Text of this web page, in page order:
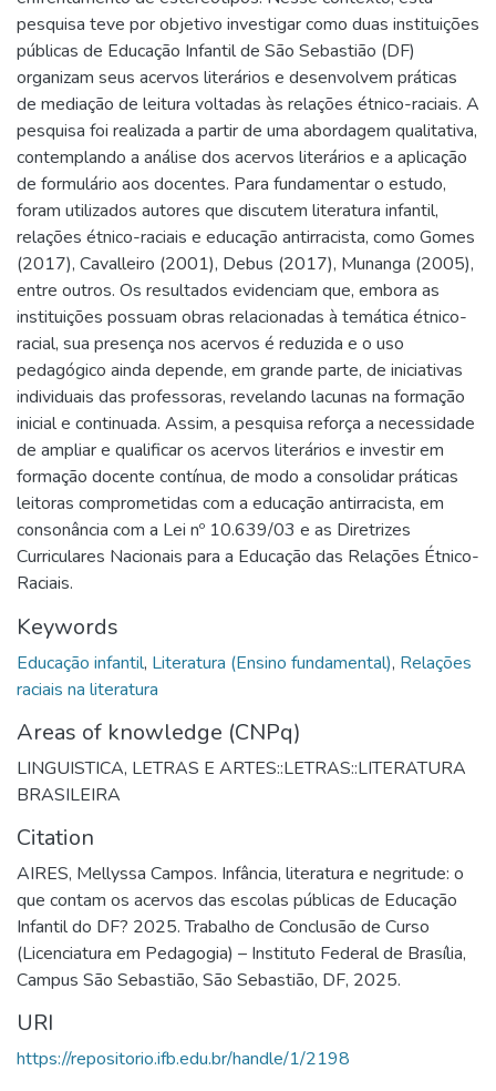
pesquisa teve por objetivo investigar como duas instituições
públicas de Educação Infantil de São Sebastião (DF)
organizam seus acervos literários e desenvolvem práticas
de mediação de leitura voltadas às relações étnico-raciais. A
pesquisa foi realizada a partir de uma abordagem qualitativa,
contemplando a análise dos acervos literários e a aplicação
de formulário aos docentes. Para fundamentar o estudo,
foram utilizados autores que discutem literatura infantil,
relações étnico-raciais e educação antirracista, como Gomes
(2017), Cavalleiro (2001), Debus (2017), Munanga (2005),
entre outros. Os resultados evidenciam que, embora as
instituições possuam obras relacionadas à temática étnico-
racial, sua presença nos acervos é reduzida e o uso
pedagógico ainda depende, em grande parte, de iniciativas
individuais das professoras, revelando lacunas na formação
inicial e continuada. Assim, a pesquisa reforça a necessidade
de ampliar e qualificar os acervos literários e investir em
formação docente contínua, de modo a consolidar práticas
leitoras comprometidas com a educação antirracista, em
consonância com a Lei nº 10.639/03 e as Diretrizes
Curriculares Nacionais para a Educação das Relações Étnico-
Raciais.
Keywords
Educação infantil, Literatura (Ensino fundamental), Relações
raciais na literatura
Areas of knowledge (CNPq)
LINGUISTICA, LETRAS E ARTES::LETRAS::LITERATURA
BRASILEIRA
Citation
AIRES, Mellyssa Campos. Infância, literatura e negritude: o
que contam os acervos das escolas públicas de Educação
Infantil do DF? 2025. Trabalho de Conclusão de Curso
(Licenciatura em Pedagogia) – Instituto Federal de Brasília,
Campus São Sebastião, São Sebastião, DF, 2025.
URI
https://repositorio.ifb.edu.br/handle/1/2198